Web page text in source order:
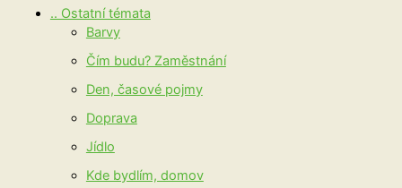
.. Ostatní témata
Barvy
Čím budu? Zaměstnání
Den, časové pojmy
Doprava
Jídlo
Kde bydlím, domov